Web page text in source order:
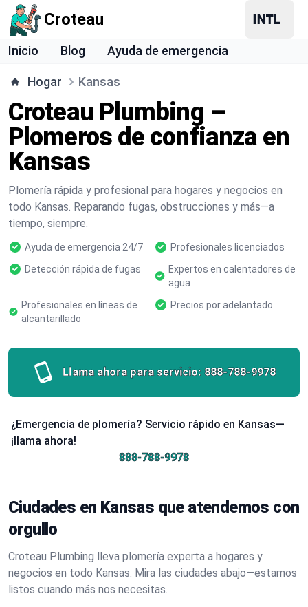
Croteau
Inicio Blog Ayuda de emergencia
Hogar Kansas
Croteau Plumbing –
Plomeros de confianza en
Kansas
Plomería rápida y profesional para hogares y negocios en
todo Kansas. Reparando fugas, obstrucciones y más—a
tiempo, siempre.
Ayuda de emergencia 24/7
Profesionales licenciados
Detección rápida de fugas
Expertos en calentadores de
agua
Profesionales en líneas de
alcantarillado
Precios por adelantado
Llama ahora para servicio: 888-788-9978
¿Emergencia de plomería? Servicio rápido en Kansas—
¡llama ahora!
888-788-9978
Ciudades en Kansas que atendemos con
orgullo
Croteau Plumbing lleva plomería experta a hogares y
negocios en todo Kansas. Mira las ciudades abajo—estamos
listos cuando más nos necesitas.